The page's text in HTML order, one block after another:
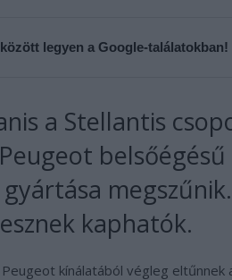
legyen a Google-találatokban!
a Stellantis
belsőégésű
kaphatók.
kínálatából végleg eltűnnek